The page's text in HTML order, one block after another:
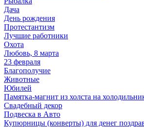
Дача
День рождения
Протестантизм
Лучшие работники
Охота
Любовь, 8 марта
23 февраля
Благополучие
Животные
Юбилей
Памятка-магнит из холста на
Свадебный декор
Подвеска в Авто
Купюрницы (конверты) для денег